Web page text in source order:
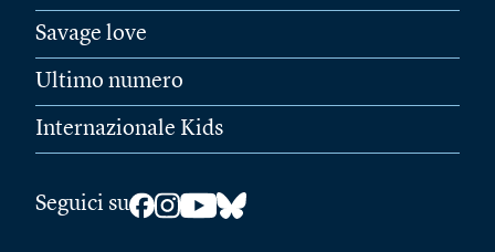
Savage love
Ultimo numero
Internazionale Kids
Seguici su